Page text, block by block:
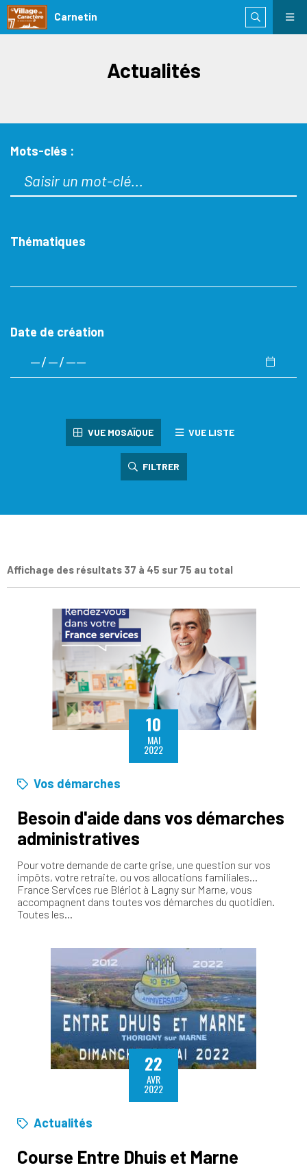
Carnetin
Actualités
Mots-clés :
Thématiques
Date de création
VUE MOSAÏQUE VUE LISTE
FILTRER
Affichage des résultats 37 à 45 sur 75 au total
10
MAI
2022
Vos démarches
Besoin d'aide dans vos démarches
administratives
Pour votre demande de carte grise, une question sur vos
impôts, votre retraite, ou vos allocations familiales…
France Services rue Blériot à Lagny sur Marne, vous
accompagnent dans toutes vos démarches du quotidien.
Toutes les…
22
AVR
2022
Actualités
Course Entre Dhuis et Marne